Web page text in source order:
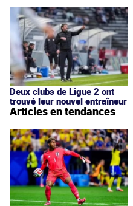
Deux clubs de Ligue 2 ont
trouvé leur nouvel entraîneur
Articles en tendances